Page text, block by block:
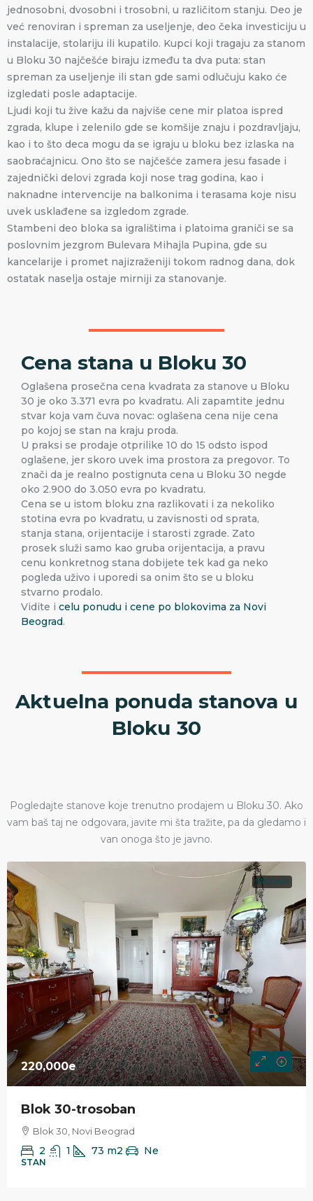
jednosobni, dvosobni i trosobni, u različitom stanju. Deo je
već renoviran i spreman za useljenje, deo čeka investiciju u
instalacije, stolariju ili kupatilo. Kupci koji tragaju za stanom
u Bloku 30 najčešće biraju između ta dva puta: stan
spreman za useljenje ili stan gde sami odlučuju kako će
izgledati posle adaptacije.
Ljudi koji tu žive kažu da najviše cene mir platoa ispred
zgrada, klupe i zelenilo gde se komšije znaju i pozdravljaju,
kao i to što deca mogu da se igraju u bloku bez izlaska na
saobraćajnicu. Ono što se najčešće zamera jesu fasade i
zajednički delovi zgrada koji nose trag godina, kao i
naknadne intervencije na balkonima i terasama koje nisu
uvek usklađene sa izgledom zgrade.
Stambeni deo bloka sa igralištima i platoima graniči se sa
poslovnim jezgrom Bulevara Mihajla Pupina, gde su
kancelarije i promet najizraženiji tokom radnog dana, dok
ostatak naselja ostaje mirniji za stanovanje.
Cena stana u Bloku 30
Oglašena prosečna cena kvadrata za stanove u Bloku
30 je oko 3.371 evra po kvadratu. Ali zapamtite jednu
stvar koja vam čuva novac: oglašena cena nije cena
po kojoj se stan na kraju proda.
U praksi se prodaje otprilike 10 do 15 odsto ispod
oglašene, jer skoro uvek ima prostora za pregovor. To
znači da je realno postignuta cena u Bloku 30 negde
oko 2.900 do 3.050 evra po kvadratu.
Cena se u istom bloku zna razlikovati i za nekoliko
stotina evra po kvadratu, u zavisnosti od sprata,
stanja stana, orijentacije i starosti zgrade. Zato
prosek služi samo kao gruba orijentacija, a pravu
cenu konkretnog stana dobijete tek kad ga neko
pogleda uživo i uporedi sa onim što se u bloku
stvarno prodalo.
Vidite i celu ponudu i cene po blokovima za Novi
Beograd.
Aktuelna ponuda stanova u
Bloku 30
Pogledajte stanove koje trenutno prodajem u Bloku 30. Ako
vam baš taj ne odgovara, javite mi šta tražite, pa da gledamo i
van onoga što je javno.
PRODAJA
220,000e
Blok 30-trosoban
Blok 30, Novi Beograd
2 1 73 m2 Ne
STAN